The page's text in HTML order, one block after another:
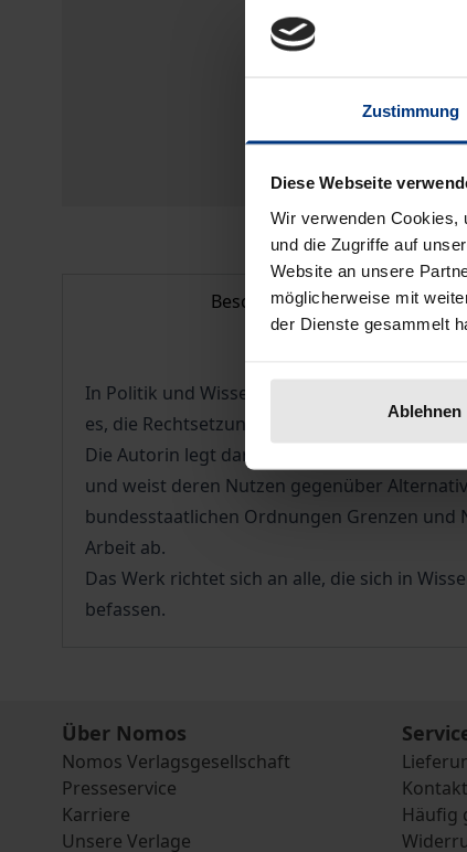
Zustimmung
Diese Webseite
Wir verwenden Cookies,
und die Zugriffe auf
Website an unsere
möglicherweise mit
der Dienste gesammelt
Ablehnen
Beschreibung
In Politik und Wissenschaft wird in jüngster
es, die Rechtsetzungszuständigkeiten von
Die Autorin legt dar, inwieweit das
und weist deren Nutzen gegenüber
bundesstaatlichen Ordnungen Grenzen und
Arbeit ab.
Das Werk richtet sich an alle, die sich in
befassen.
Über Nomos
Nomos Verlagsgesellschaft
Presseservice
Karriere
Unsere Verlage
Kontakt
Häufig